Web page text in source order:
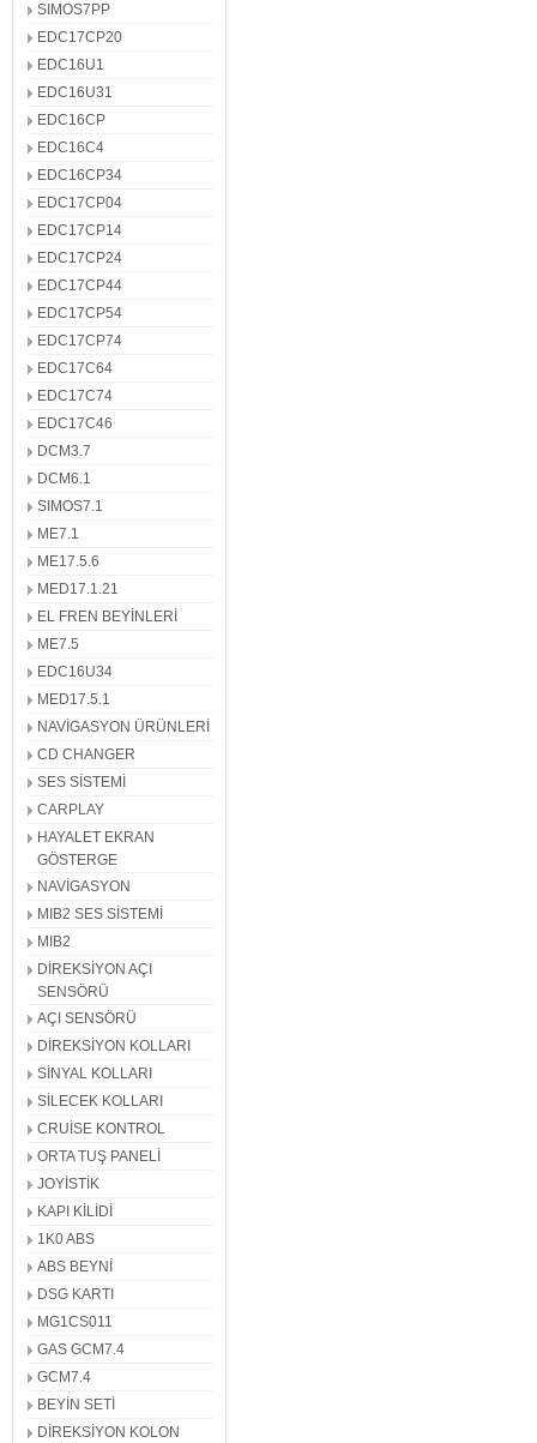
SIMOS7PP
EDC17CP20
EDC16U1
EDC16U31
EDC16CP
EDC16C4
EDC16CP34
EDC17CP04
EDC17CP14
EDC17CP24
EDC17CP44
EDC17CP54
EDC17CP74
EDC17C64
EDC17C74
EDC17C46
DCM3.7
DCM6.1
SIMOS7.1
ME7.1
ME17.5.6
MED17.1.21
EL FREN BEYİNLERİ
ME7.5
EDC16U34
MED17.5.1
NAVİGASYON ÜRÜNLERİ
CD CHANGER
SES SİSTEMİ
CARPLAY
HAYALET EKRAN
GÖSTERGE
NAVİGASYON
MIB2 SES SİSTEMİ
MIB2
DİREKSİYON AÇI
SENSÖRÜ
AÇI SENSÖRÜ
DİREKSİYON KOLLARI
SİNYAL KOLLARI
SİLECEK KOLLARI
CRUİSE KONTROL
ORTA TUŞ PANELİ
JOYİSTİK
KAPI KİLİDİ
1K0 ABS
ABS BEYNİ
DSG KARTI
MG1CS011
GAS GCM7.4
GCM7.4
BEYİN SETİ
DİREKSİYON KOLON